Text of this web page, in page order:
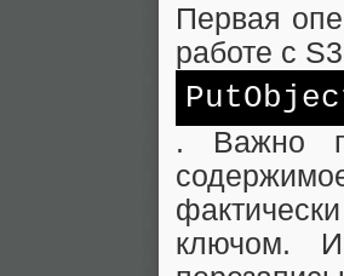
Первая
работе с
. Важно
ключом. И